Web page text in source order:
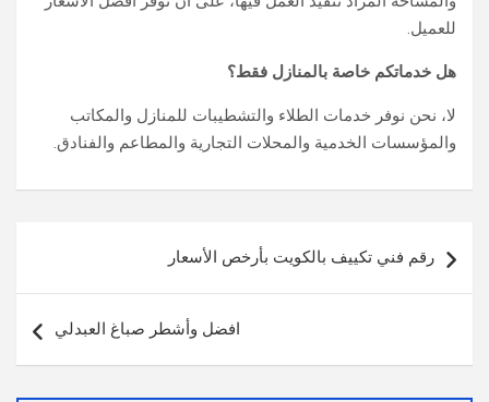
للعميل.
هل خدماتكم خاصة بالمنازل فقط؟
لا، نحن نوفر خدمات الطلاء والتشطيبات للمنازل والمكاتب
والمؤسسات الخدمية والمحلات التجارية والمطاعم والفنادق.
المقالات
رقم فني تكييف بالكويت بأرخص الأسعار
افضل وأشطر صباغ العبدلي